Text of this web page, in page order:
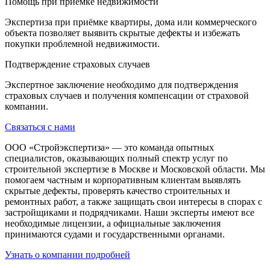
Экспертиза при приёмке квартиры, дома или коммерческого
объекта позволяет выявить скрытые дефекты и избежать
покупки проблемной недвижимости.
Подтверждение страховых случаев
Экспертное заключение необходимо для подтверждения
страховых случаев и получения компенсации от страховой
компании.
Связаться с нами
ООО «Стройэкспертиза» — это команда опытных
специалистов, оказывающих полный спектр услуг по
строительной экспертизе в Москве и Московской области. Мы
помогаем частным и корпоративным клиентам выявлять
скрытые дефекты, проверять качество строительных и
ремонтных работ, а также защищать свои интересы в спорах с
застройщиками и подрядчиками. Наши эксперты имеют все
необходимые лицензии, а официальные заключения
принимаются судами и государственными органами.
Узнать о компании подробней